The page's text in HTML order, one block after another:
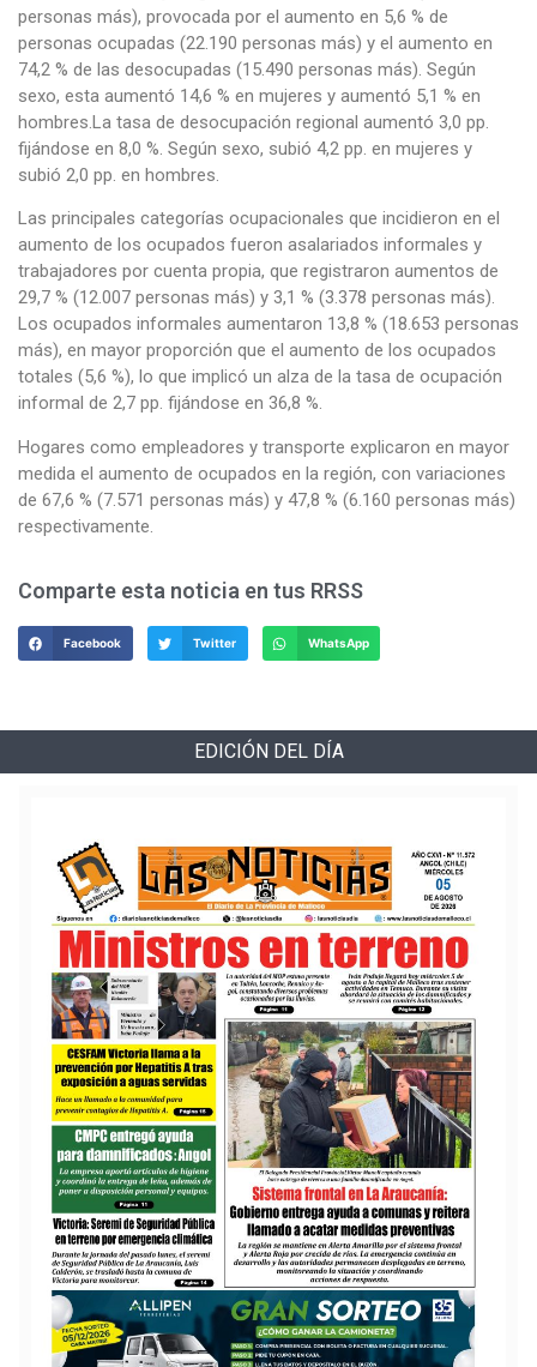
personas más), provocada por el aumento en 5,6 % de
personas ocupadas (22.190 personas más) y el aumento en
74,2 % de las desocupadas (15.490 personas más). Según
sexo, esta aumentó 14,6 % en mujeres y aumentó 5,1 % en
hombres.La tasa de desocupación regional aumentó 3,0 pp.
fijándose en 8,0 %. Según sexo, subió 4,2 pp. en mujeres y
subió 2,0 pp. en hombres.
Las principales categorías ocupacionales que incidieron en el
aumento de los ocupados fueron asalariados informales y
trabajadores por cuenta propia, que registraron aumentos de
29,7 % (12.007 personas más) y 3,1 % (3.378 personas más).
Los ocupados informales aumentaron 13,8 % (18.653 personas
más), en mayor proporción que el aumento de los ocupados
totales (5,6 %), lo que implicó un alza de la tasa de ocupación
informal de 2,7 pp. fijándose en 36,8 %.
Hogares como empleadores y transporte explicaron en mayor
medida el aumento de ocupados en la región, con variaciones
de 67,6 % (7.571 personas más) y 47,8 % (6.160 personas más)
respectivamente.
Comparte esta noticia en tus RRSS
Facebook Twitter WhatsApp
EDICIÓN DEL DÍA